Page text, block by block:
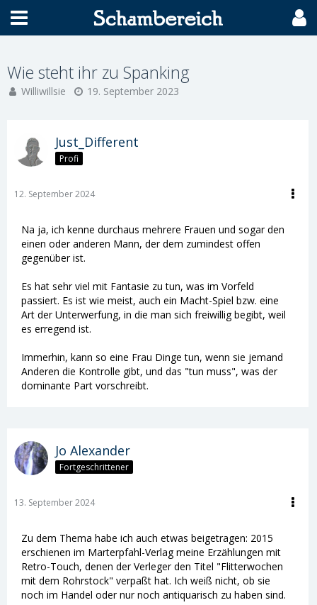
Wie steht ihr zu Spanking
Williwillsie 19. September 2023
Just_Different
Profi
12. September 2024
Na ja, ich kenne durchaus mehrere Frauen und sogar den
einen oder anderen Mann, der dem zumindest offen
gegenüber ist.
Es hat sehr viel mit Fantasie zu tun, was im Vorfeld
passiert. Es ist wie meist, auch ein Macht-Spiel bzw. eine
Art der Unterwerfung, in die man sich freiwillig begibt, weil
es erregend ist.
Immerhin, kann so eine Frau Dinge tun, wenn sie jemand
Anderen die Kontrolle gibt, und das "tun muss", was der
dominante Part vorschreibt.
Jo Alexander
Fortgeschrittener
13. September 2024
Zu dem Thema habe ich auch etwas beigetragen: 2015
erschienen im Marterpfahl-Verlag meine Erzählungen mit
Retro-Touch, denen der Verleger den Titel "Flitterwochen
mit dem Rohrstock" verpaßt hat. Ich weiß nicht, ob sie
noch im Handel oder nur noch antiquarisch zu haben sind.